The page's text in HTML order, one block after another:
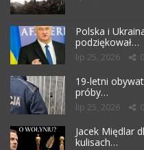
Polska i
podziękował…
lip 25, 2026 0
19-letni
próby…
lip 25, 2026 0
Jacek Międlar
kulisach…